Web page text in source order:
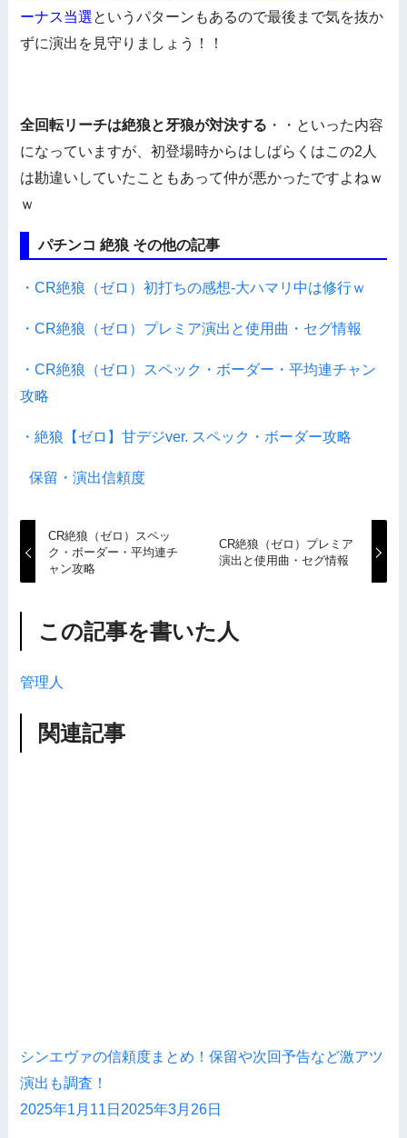
ーナス当選というパターンもあるので最後まで気を抜か
ずに演出を見守りましょう！！
全回転リーチは絶狼と牙狼が対決する ・・といった内容
になっていますが、初登場時からはしばらくはこの2人
は勘違いしていたこともあって仲が悪かったですよねｗ
ｗ
パチンコ 絶狼 その他の記事
・CR絶狼（ゼロ）初打ちの感想-大ハマリ中は修行ｗ
・CR絶狼（ゼロ）プレミア演出と使用曲・セグ情報
・CR絶狼（ゼロ）スペック・ボーダー・平均連チャン
攻略
・絶狼【ゼロ】甘デジver. スペック・ボーダー攻略
保留・演出信頼度
CR絶狼（ゼロ）スペッ
ク・ボーダー・平均連チ
ャン攻略
CR絶狼（ゼロ）プレミア
演出と使用曲・セグ情報
この記事を書いた人
管理人
関連記事
シンエヴァの信頼度まとめ！保留や次回予告など激アツ
演出も調査！
2025年1月11日 2025年3月26日